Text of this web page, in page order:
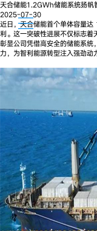
天合储能1.2GWh储能系统扬
2025-07-30
近日，天合储能首个单体容量
利。这一突破性进展不仅标志
彰显公司凭借高安全的储能系统
力，为智利能源转型注入强劲动